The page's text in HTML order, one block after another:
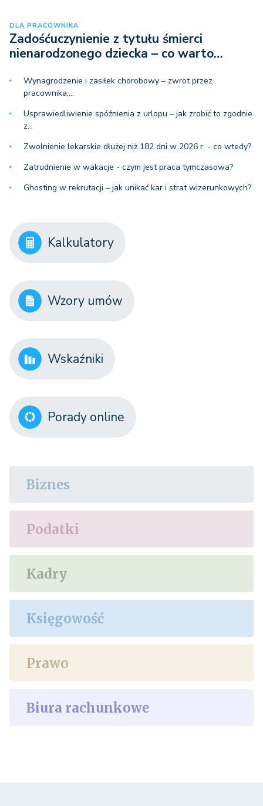
DLA PRACOWNIKA
Zadośćuczynienie z tytułu śmierci
nienarodzonego dziecka – co warto…
Wynagrodzenie i zasiłek chorobowy – zwrot przez
pracownika,…
Usprawiedliwienie spóźnienia z urlopu – jak zrobić to zgodnie
z…
Zwolnienie lekarskie dłużej niż 182 dni w 2026 r. - co wtedy?
Zatrudnienie w wakacje - czym jest praca tymczasowa?
Ghosting w rekrutacji – jak unikać kar i strat wizerunkowych?
Kalkulatory
Wzory umów
Wskaźniki
Porady online
Biznes
Podatki
Kadry
Księgowość
Prawo
Biura rachunkowe